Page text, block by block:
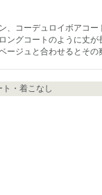
、コーデュロイボアコ
グコートのように丈
ージュと合わせるとそ
・着こなし